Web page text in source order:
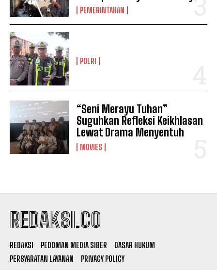
PEMERINTAHAN
POLRI
“Seni Merayu Tuhan”
Suguhkan Refleksi Keikhlasan
Lewat Drama Menyentuh
MOVIES
REDAKSI.CO
REDAKSI PEDOMAN MEDIA SIBER
DASAR HUKUM
PERSYARATAN LAYANAN
PRIVACY POLICY